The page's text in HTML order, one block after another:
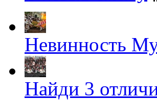
Невинность
Найди 3